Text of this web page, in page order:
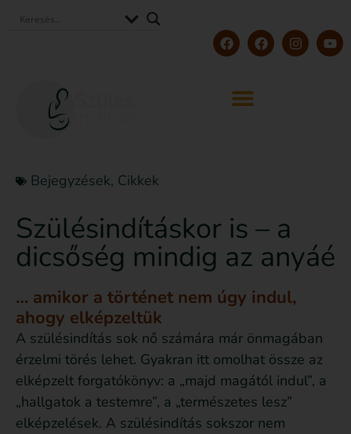
Bejegyzések, Cikkek
Szülésindításkor is – a
dicsőség mindig az anyáé
… amikor a történet nem úgy indul,
ahogy elképzeltük
A szülésindítás sok nő számára már önmagában
érzelmi törés lehet. Gyakran itt omolhat össze az
elképzelt forgatókönyv: a „majd magától indul”, a
„hallgatok a testemre”, a „természetes lesz”
elképzelések. A szülésindítás sokszor nem